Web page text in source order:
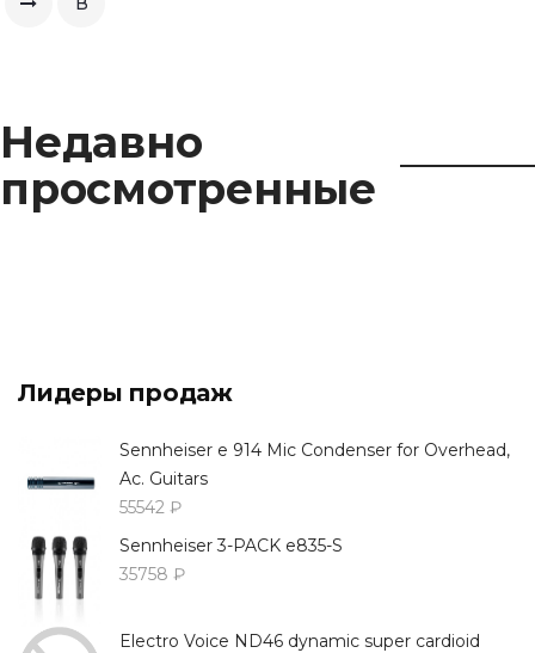
Недавно
просмотренные
Лидеры продаж
Sennheiser e 914 Mic Condenser for Overhead,
Ac. Guitars
55542 ₽
Sennheiser 3-PACK e835-S
35758 ₽
Electro Voice ND46 dynamic super cardioid